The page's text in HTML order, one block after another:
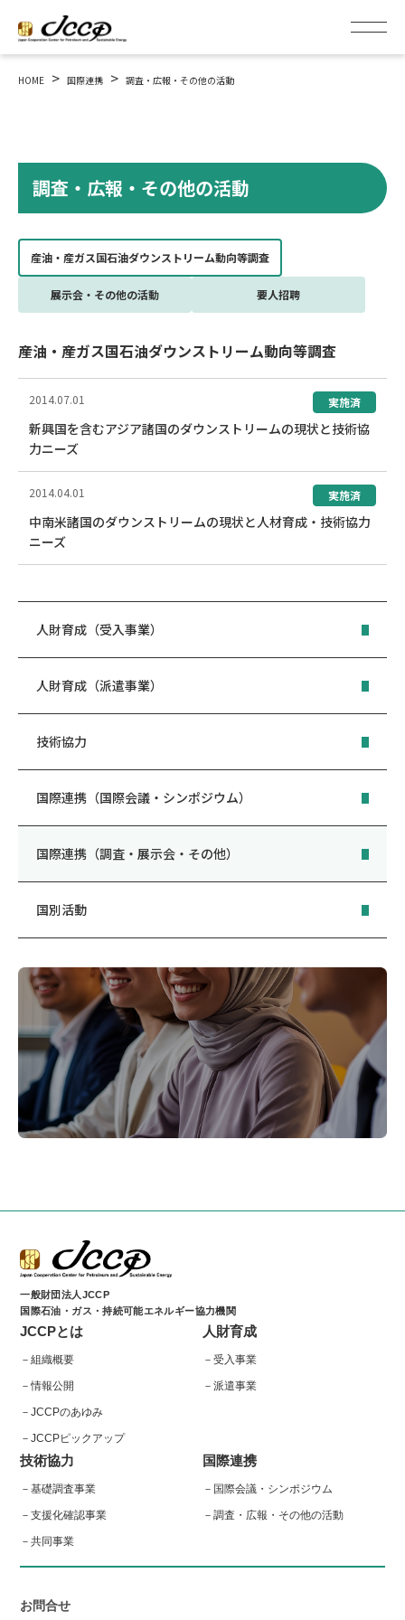
HOME > 国際連携 > 調査・広報・その他の活動
調査・広報・その他の活動
産油・産ガス国石油ダウンストリーム動向等調査
展示会・その他の活動 要人招聘
産油・産ガス国石油ダウンストリーム動向等調査
2014.07.01
新興国を含むアジア諸国のダウンストリームの現状と技術協
力ニーズ
実施済
2014.04.01
中南米諸国のダウンストリームの現状と人材育成・技術協力
ニーズ
実施済
人財育成（受入事業）
人財育成（派遣事業）
技術協力
国際連携（国際会議・シンポジウム）
国際連携（調査・展示会・その他）
国別活動
一般財団法人JCCP
国際石油・ガス・持続可能エネルギー協力機関
JCCPとは
組織概要
情報公開
JCCPのあゆみ
JCCPピックアップ
人財育成
受入事業
派遣事業
技術協力
基礎調査事業
支援化確認事業
共同事業
国際連携
国際会議・シンポジウム
調査・広報・その他の活動
お問合せ